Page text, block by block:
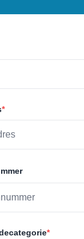
*
*